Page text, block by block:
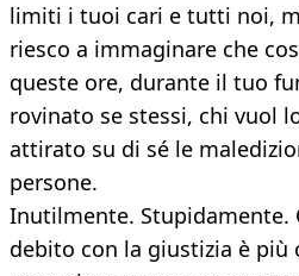
limiti i tuoi cari e tutti noi,
riesco a immaginare che
queste ore, durante il tuo
rovinato se stessi, chi vuol
attirato su di sé le
persone.
Inutilmente. Stupidamente.
debito con la giustizia è più